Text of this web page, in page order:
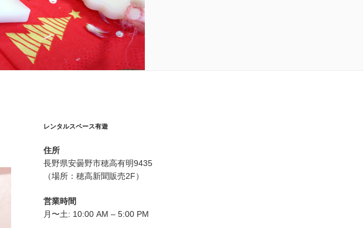
レンタルスペース有遊
住所
長野県安曇野市穂高有明9435
（場所：穂高新聞販売2F）
営業時間
月〜土: 10:00 AM – 5:00 PM